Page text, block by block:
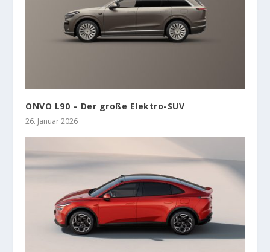
ONVO L90 – Der große Elektro-SUV
26. Januar 2026